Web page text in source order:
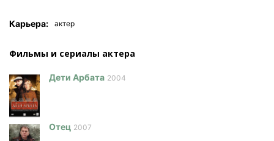
Карьера: актер
Фильмы и сериалы актера
Дети Арбата 2004
Отец 2007